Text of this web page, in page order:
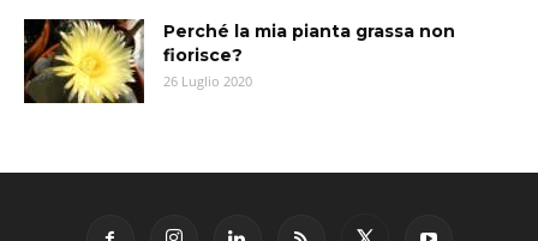
Perché la mia pianta grassa non
fiorisce?
26 Luglio 2020